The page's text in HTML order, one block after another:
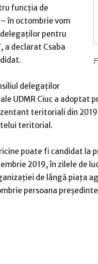
funcția de
în octombrie vom
pentru
a declarat Csaba
delegaților
UDMR Ciuc a adoptat
teritoriali din
teritorial.
poate fi candidat
2019, în zilele de
de lângă piața
persoana